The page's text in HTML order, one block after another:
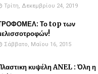
Τρίτη, Δεκεμβρίου 24, 2019
Το top των
Σάββατο, Μαΐου 16, 2015
κυψέλη ANEL : Όλη η